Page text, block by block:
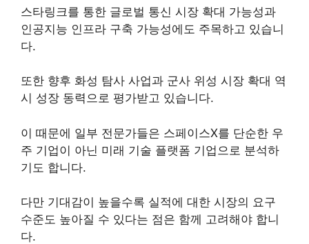
스타링크를 통한 글로벌 통신 시장 확대 가능성과
인공지능 인프라 구축 가능성에도 주목하고 있습니
다.
또한 향후 화성 탐사 사업과 군사 위성 시장 확대 역
시 성장 동력으로 평가받고 있습니다.
이 때문에 일부 전문가들은 스페이스X를 단순한 우
주 기업이 아닌 미래 기술 플랫폼 기업으로 분석하
기도 합니다.
다만 기대감이 높을수록 실적에 대한 시장의 요구
수준도 높아질 수 있다는 점은 함께 고려해야 합니
다.